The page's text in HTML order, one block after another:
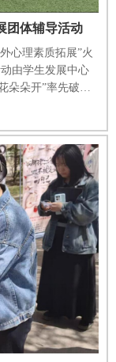
团体辅导活动
心理素质拓展”火
由学生发展中心
朵朵开”率先破
全场，队员化身长
情绪全清...